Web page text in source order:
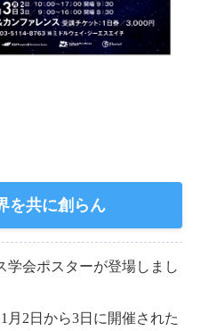
を共に創らん
学会ポスターが登場しまし
月2日から3日に開催された